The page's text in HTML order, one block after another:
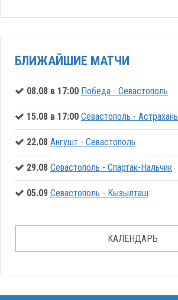
БЛИЖАЙШИЕ МАТЧИ
08.08 в 17:00 Победа - Севастополь
15.08 в 17:00 Севастополь - Астрахань
22.08 Ангушт - Севастополь
29.08 Севастополь - Спартак-Нальчик
05.09 Севастополь - Кызылташ
КАЛЕНДАРЬ